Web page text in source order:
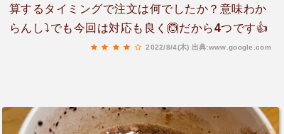
算するタイミングで注文は何でしたか？意味わか
らんし⤵️でも今回は対応も良く🙆だから4つです👍
2022/8/4(木) 出典:www.google.com